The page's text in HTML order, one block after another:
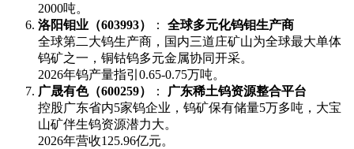
2000吨。
​洛阳钼业（603993）​
​： ​ ​全球多元化钨钼生产商​
全球第二大钨生产商，国内三道庄矿山为全球最大单体
钨矿之一，铜钴钨多元金属协同开采。
2026年钨产量指引0.65-0.75万吨。
​广晟有色（600259）​
​： ​
​广东稀土钨资源整合平台​
控股广东省内5家钨企业，钨矿保有储量5万多吨，大宝
山矿伴生钨资源潜力大。
2026年营收125.96亿元。